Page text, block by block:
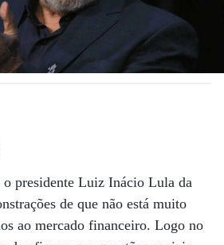
presidente Luiz Inácio Lula da
de que não está muito
ao mercado financeiro. Logo no